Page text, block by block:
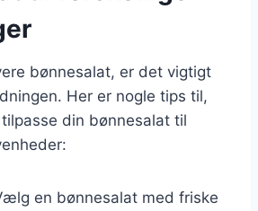
bønnesalat, er det vigtigt
Her er nogle tips til,
din bønnesalat til
en bønnesalat med friske